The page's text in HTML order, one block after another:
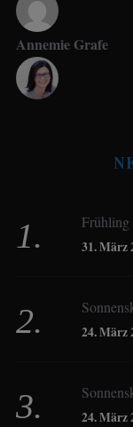
Annemie Grafe
Birgit Werner
Christoph Schrahe
Frühling
31. März
24. März
24. März